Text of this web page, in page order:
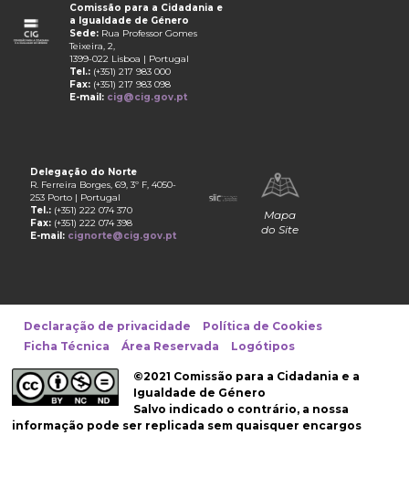
Comissão para a Cidadania e
a Igualdade de Género
Sede: Rua Professor Gomes
Teixeira, 2,
1399-022 Lisboa | Portugal
Tel.: (+351) 217 983 000
Fax: (+351) 217 983 098
E-mail: cig@cig.gov.pt
Delegação do Norte
R. Ferreira Borges, 69, 3º F, 4050-
253 Porto | Portugal
Tel.: (+351) 222 074 370
Fax: (+351) 222 074 398
E-mail: cignorte@cig.gov.pt
Mapa
do Site
Declaração de privacidade
Política de Cookies
Ficha Técnica
Área Reservada Logótipos
©2021 Comissão para a Cidadania e a
Igualdade de Género
Salvo indicado o contrário, a nossa
informação pode ser replicada sem quaisquer encargos